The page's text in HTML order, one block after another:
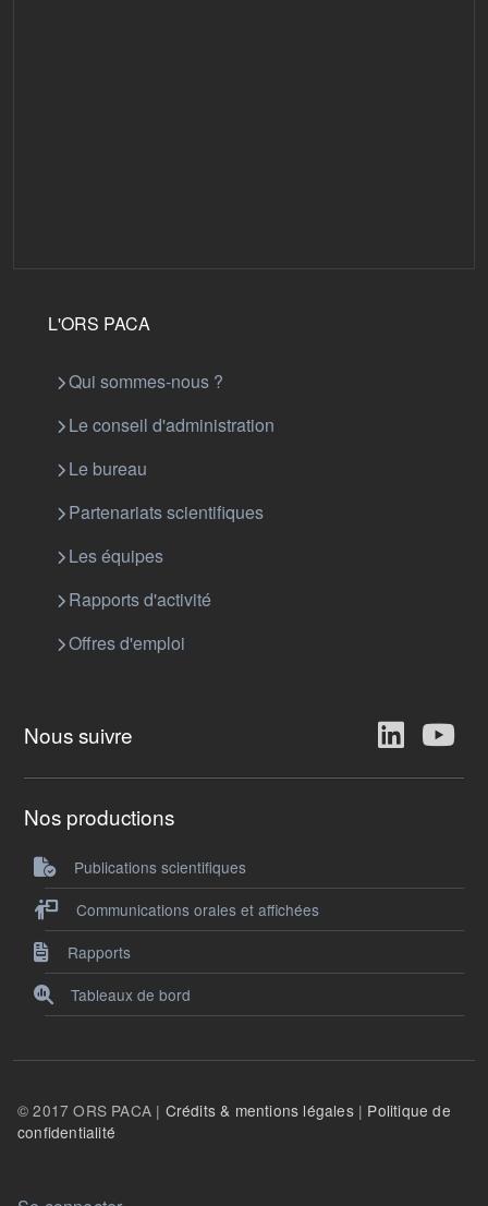
L'ORS PACA
Qui sommes-nous ?
Le conseil d'administration
Le bureau
Partenariats scientifiques
Les équipes
Rapports d'activité
Offres d'emploi
Nous suivre
Nos productions
Publications scientifiques
Communications orales et affichées
Rapports
Tableaux de bord
© 2017 ORS PACA | Crédits & mentions légales| Politique de
confidentialité
User account menu